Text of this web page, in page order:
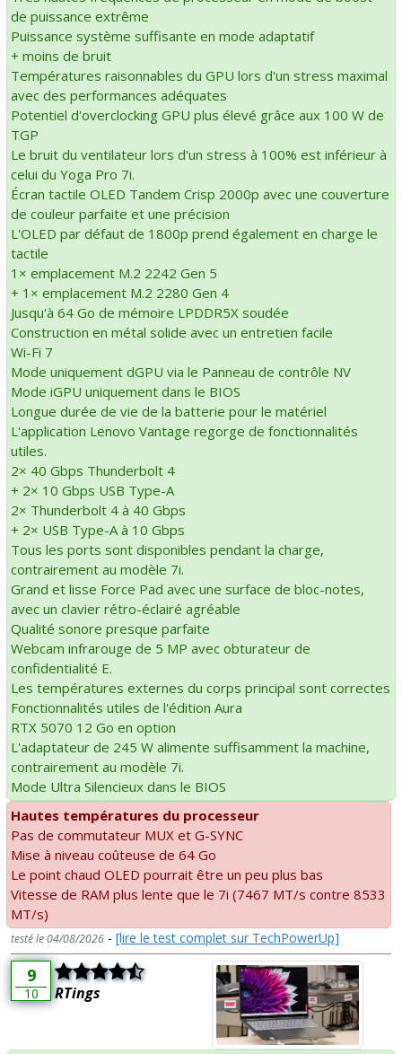
de puissance extrême
Puissance système suffisante en mode adaptatif
+ moins de bruit
Températures raisonnables du GPU lors d'un stress maximal
avec des performances adéquates
Potentiel d'overclocking GPU plus élevé grâce aux 100 W de
TGP
Le bruit du ventilateur lors d'un stress à 100% est inférieur à
celui du Yoga Pro 7i.
Écran tactile OLED Tandem Crisp 2000p avec une couverture
de couleur parfaite et une précision
L'OLED par défaut de 1800p prend également en charge le
tactile
1× emplacement M.2 2242 Gen 5
+ 1× emplacement M.2 2280 Gen 4
Jusqu'à 64 Go de mémoire LPDDR5X soudée
Construction en métal solide avec un entretien facile
Wi-Fi 7
Mode uniquement dGPU via le Panneau de contrôle NV
Mode iGPU uniquement dans le BIOS
Longue durée de vie de la batterie pour le matériel
L'application Lenovo Vantage regorge de fonctionnalités
utiles.
2× 40 Gbps Thunderbolt 4
+ 2× 10 Gbps USB Type-A
2× Thunderbolt 4 à 40 Gbps
+ 2× USB Type-A à 10 Gbps
Tous les ports sont disponibles pendant la charge,
contrairement au modèle 7i.
Grand et lisse Force Pad avec une surface de bloc-notes,
avec un clavier rétro-éclairé agréable
Qualité sonore presque parfaite
Webcam infrarouge de 5 MP avec obturateur de
confidentialité E.
Les températures externes du corps principal sont correctes
Fonctionnalités utiles de l'édition Aura
RTX 5070 12 Go en option
L'adaptateur de 245 W alimente suffisamment la machine,
contrairement au modèle 7i.
Mode Ultra Silencieux dans le BIOS
Hautes températures du processeur
Pas de commutateur MUX et G-SYNC
Mise à niveau coûteuse de 64 Go
Le point chaud OLED pourrait être un peu plus bas
Vitesse de RAM plus lente que le 7i (7467 MT/s contre 8533
MT/s)
testé le 04/08/2026 - [lire le test complet sur TechPowerUp]
9
10 RTings